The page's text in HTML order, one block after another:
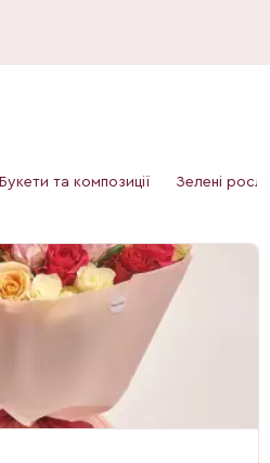
Букети та композиції Зелені